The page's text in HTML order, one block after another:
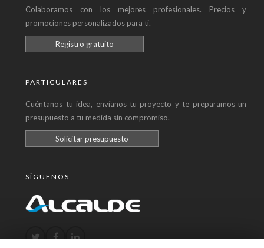
Colaboramos con los mejores profesionales. Precios y
promociones personalizados para ti.
Registro gratuito
PARTICULARES
Cuéntanos tu idea, envíanos tu proyecto y te preparamos un
presupuesto a tu medida sin compromiso.
Solicitar presupuesto
SÍGUENOS